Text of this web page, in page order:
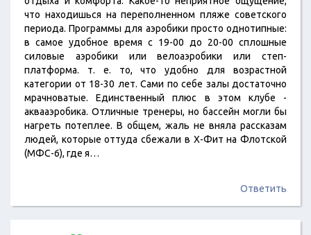
что находишься на переполненном пляже советского
периода. Программы для аэробики просто однотипные:
в самое удобное время с 19-00 до 20-00 сплошные
силовые аэробики или велоаэробики или степ-
платформа. т. е. то, что удобно для возрастной
категории от 18-30 лет. Сами по себе залы достаточно
мрачноватые. Единственный плюс в этом клубе -
аквааэробика. Отличные тренеры, но бассейн могли бы
нагреть потеплее. В общем, жаль не вняла рассказам
людей, которые оттуда сбежали в Х-Фит на Флотской
(МФС-6), где я…
Ответить